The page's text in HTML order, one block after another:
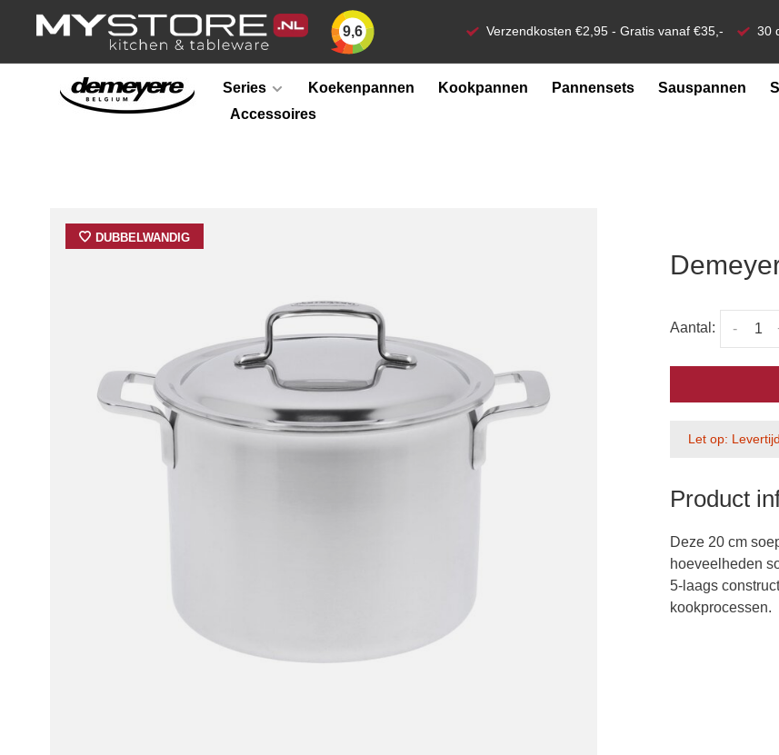
9,6 Verzendkosten €2,95 - Gratis vanaf €35,- 30
Series Koekenpannen Kookpannen Pannensets Sauspannen
Accessoires
DUBBELWANDIG
Aantal: -
Let op:
Product
Deze 20 cm
hoeveelheden
5-laags
kookprocessen.